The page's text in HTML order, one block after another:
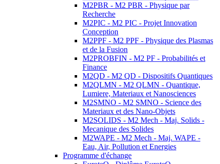
M2PBR - M2 PBR - Physique par
Recherche
M2PIC - M2 PIC - Projet Innovation
Conception
M2PPF - M2 PPF - Physique des Plasmas
et de la Fusion
M2PROBFIN - M2 PF - Probabilités et
Finance
M2QD - M2 QD - Dispositifs Quantiques
M2QLMN - M2 QLMN - Quantique,
Lumiere, Materiaux et Nanosciences
M2SMNO - M2 SMNO - Science des
Materiaux et des Nano-Objets
M2SOLIDS - M2 Mech - Maj. Solids -
Mecanique des Solides
M2WAPE - M2 Mech - Maj. WAPE -
Eau, Air, Pollution et Energies
Programme d'échange